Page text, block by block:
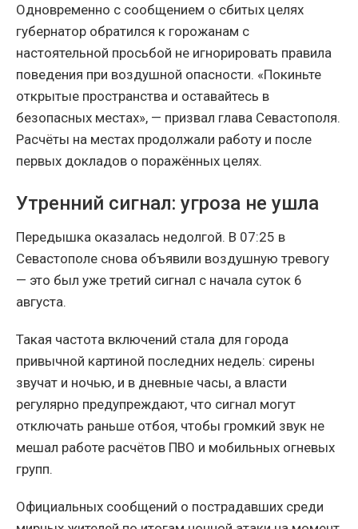
Одновременно с сообщением о сбитых целях
губернатор обратился к горожанам с
настоятельной просьбой не игнорировать правила
поведения при воздушной опасности. «Покиньте
открытые пространства и оставайтесь в
безопасных местах», — призвал глава Севастополя.
Расчёты на местах продолжали работу и после
первых докладов о поражённых целях.
Утренний сигнал: угроза не ушла
Передышка оказалась недолгой. В 07:25 в
Севастополе снова объявили воздушную тревогу
— это был уже третий сигнал с начала суток 6
августа.
Такая частота включений стала для города
привычной картиной последних недель: сирены
звучат и ночью, и в дневные часы, а власти
регулярно предупреждают, что сигнал могут
отключать раньше отбоя, чтобы громкий звук не
мешал работе расчётов ПВО и мобильных огневых
групп.
Официальных сообщений о пострадавших среди